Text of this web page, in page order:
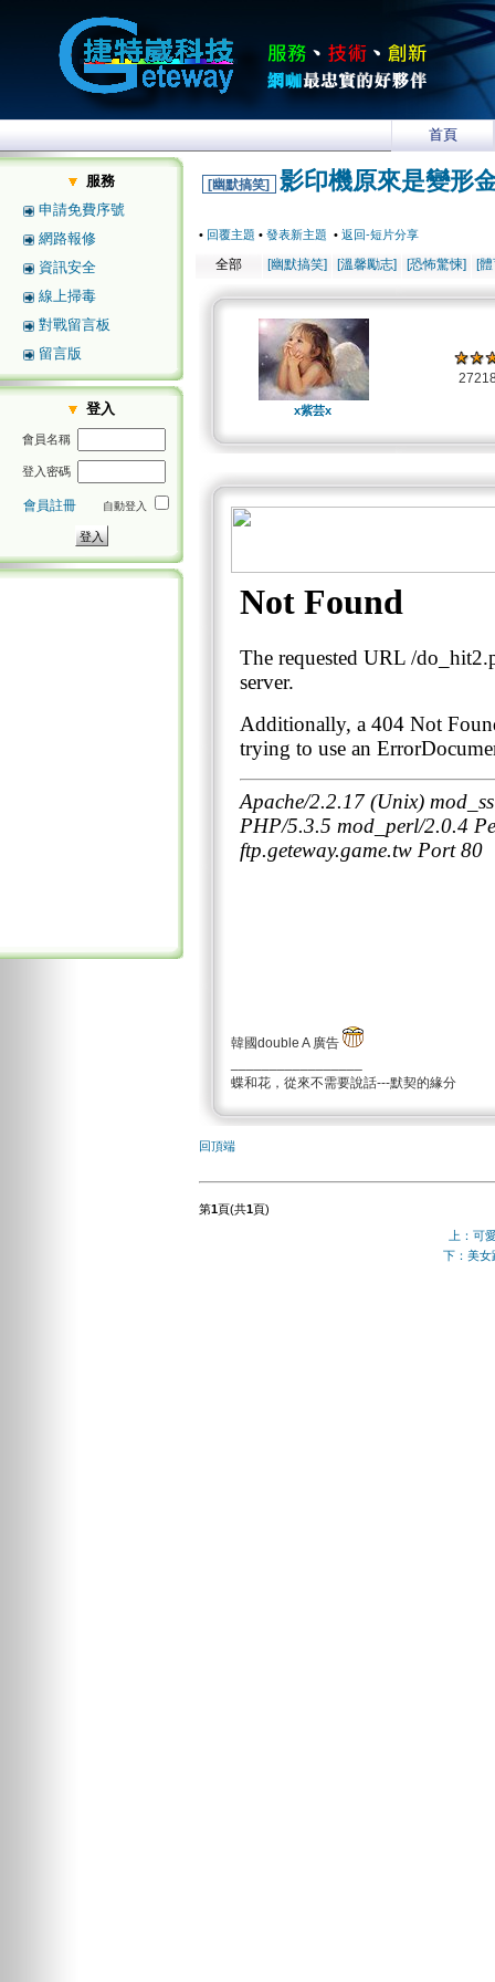
首頁
服務
申請免費序號
網路報修
資訊安全
線上掃毒
對戰留言板
留言版
登入
會員名稱
登入密碼
會員註冊 自動登入
[幽默搞笑] 影印機原來是變形
• 回覆主題 • 發表新主題 • 返回-短片分享
全部 [幽默搞笑] [溫馨勵志] [恐怖驚悚] [
x紫芸x
韓國double A 廣告
蝶和花，從來不需要說話---默契的緣分
回頂端
第1頁(共1頁)
上：可
下：美女